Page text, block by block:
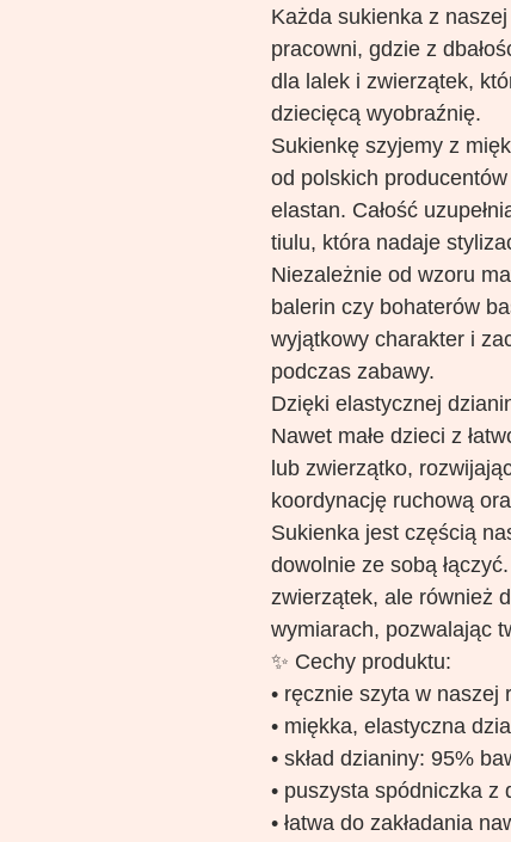
Każda sukienka z
pracowni, gdzie z
dla lalek i zwierzątek,
dziecięcą wyobraźnię.
Sukienkę szyjemy z
od polskich producentów
elastan. Całość
tiulu, która nadaje
Niezależnie od wzoru
balerin czy bohaterów
wyjątkowy charakter i
podczas zabawy.
Dzięki elastycznej
Nawet małe dzieci z
lub zwierzątko,
koordynację ruchową
Sukienka jest częścią
dowolnie ze sobą
zwierzątek, ale również
wymiarach, pozwalając
✨ Cechy produktu:
• ręcznie szyta w naszej
• miękka, elastyczna
• skład dzianiny: 95%
• puszysta spódniczka z
• łatwa do zakładania